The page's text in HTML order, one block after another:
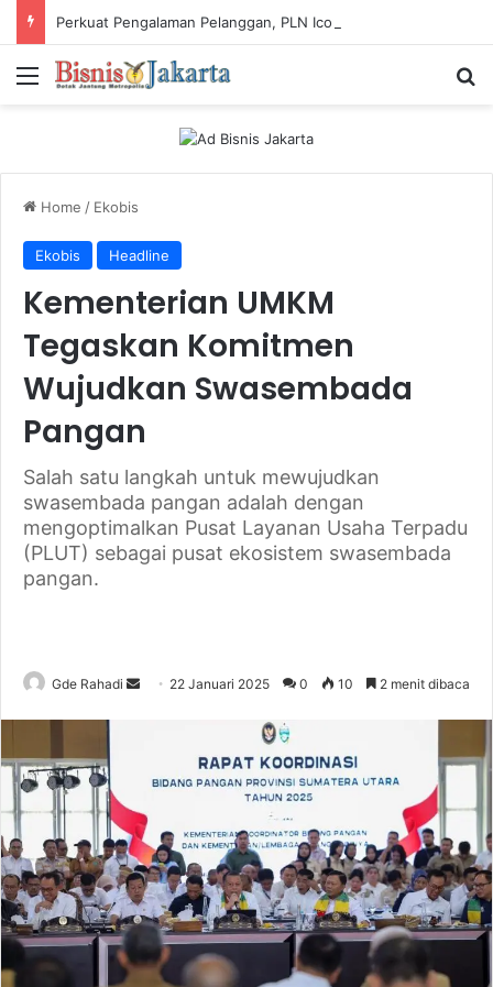
Menu
Home / Ekobis
Ekobis Headline
Kementerian UMKM
Tegaskan Komitmen
Wujudkan Swasembada
Pangan
Salah satu langkah untuk mewujudkan
swasembada pangan adalah dengan
mengoptimalkan Pusat Layanan Usaha Terpadu
(PLUT) sebagai pusat ekosistem swasembada
pangan.
Gde Rahadi
n
e
m
a
i
l
22 Januari 2025 0 10 2 menit dibaca